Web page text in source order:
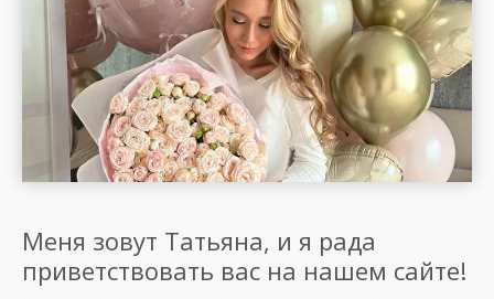
Меня зовут Татьяна, и я рада
приветствовать вас на нашем сайте!